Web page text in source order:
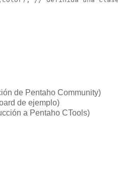
de Pentaho Community)
de ejemplo)
a Pentaho CTools)